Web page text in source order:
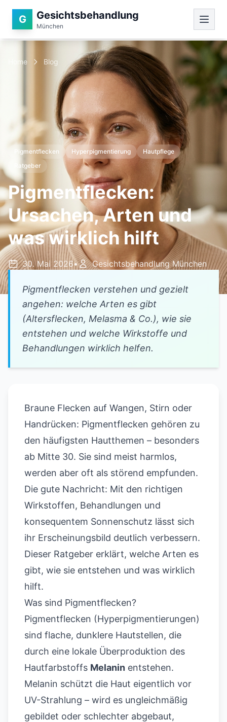
G Gesichtsbehandlung
München
Home Blog
Pigmentflecken Hyperpigmentierung
Hautpflege
Ratgeber
Pigmentflecken:
Ursachen, Arten und
was wirklich hilft
30. Mai 2026• Gesichtsbehandlung München
Pigmentflecken verstehen und gezielt
angehen: welche Arten es gibt
(Altersflecken, Melasma & Co.), wie sie
entstehen und welche Wirkstoffe und
Behandlungen wirklich helfen.
Braune Flecken auf Wangen, Stirn oder
Handrücken: Pigmentflecken gehören zu
den häufigsten Hautthemen – besonders
ab Mitte 30. Sie sind meist harmlos,
werden aber oft als störend empfunden.
Die gute Nachricht: Mit den richtigen
Wirkstoffen, Behandlungen und
konsequentem Sonnenschutz lässt sich
ihr Erscheinungsbild deutlich verbessern.
Dieser Ratgeber erklärt, welche Arten es
gibt, wie sie entstehen und was wirklich
hilft.
Was sind Pigmentflecken?
Pigmentflecken (Hyperpigmentierungen)
sind flache, dunklere Hautstellen, die
durch eine lokale Überproduktion des
Hautfarbstoffs Melanin entstehen.
Melanin schützt die Haut eigentlich vor
UV-Strahlung – wird es ungleichmäßig
gebildet oder schlechter abgebaut,